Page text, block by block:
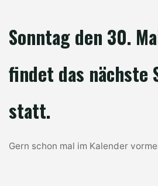
Sonntag den 30.
findet das nächste
statt.
Gern schon mal im Kalender